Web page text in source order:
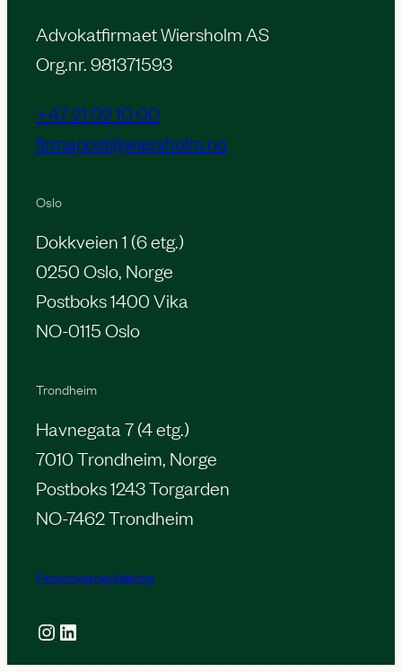
Advokatfirmaet Wiersholm AS
Org.nr. 981371593
+47 21 02 10 00
firmapost@wiersholm.no
Oslo
Dokkveien 1 (6 etg.)
0250 Oslo, Norge
Postboks 1400 Vika
NO-0115 Oslo
Trondheim
Havnegata 7 (4 etg.)
7010 Trondheim, Norge
Postboks 1243 Torgarden
NO-7462 Trondheim
Personvernerklæring
Instagram LinkedIn